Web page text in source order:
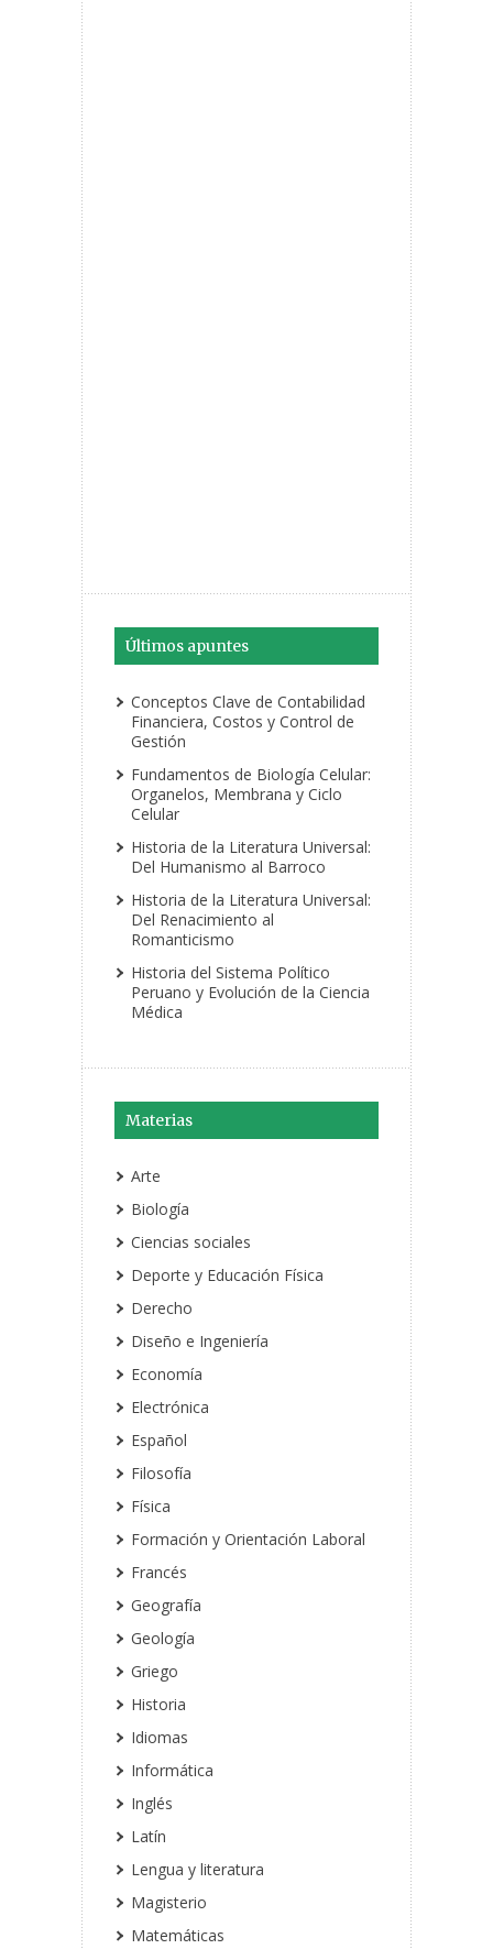
Últimos apuntes
Conceptos Clave de Contabilidad
Financiera, Costos y Control de
Gestión
Fundamentos de Biología Celular:
Organelos, Membrana y Ciclo
Celular
Historia de la Literatura Universal:
Del Humanismo al Barroco
Historia de la Literatura Universal:
Del Renacimiento al
Romanticismo
Historia del Sistema Político
Peruano y Evolución de la Ciencia
Médica
Materias
Arte
Biología
Ciencias sociales
Deporte y Educación Física
Derecho
Diseño e Ingeniería
Economía
Electrónica
Español
Filosofía
Física
Formación y Orientación Laboral
Francés
Geografía
Geología
Griego
Historia
Idiomas
Informática
Inglés
Latín
Lengua y literatura
Magisterio
Matemáticas